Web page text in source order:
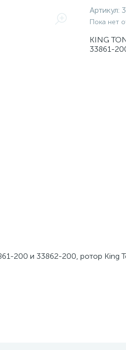
Артикул:
Пока нет
KING
33861-
200 и 33862-200, ротор King